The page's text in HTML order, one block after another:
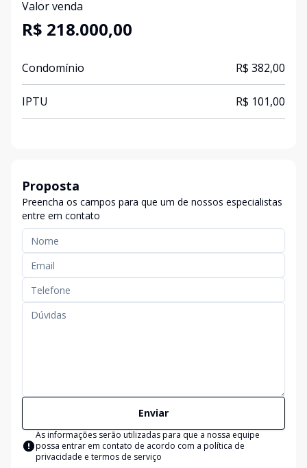
Valor venda
R$ 218.000,00
Condomínio R$ 382,00
IPTU R$ 101,00
Proposta
Preencha os campos para que um de nossos especialistas
entre em contato
Enviar
As informações serão utilizadas para que a nossa equipe
possa entrar em contato de acordo com a política de
privacidade e termos de serviço